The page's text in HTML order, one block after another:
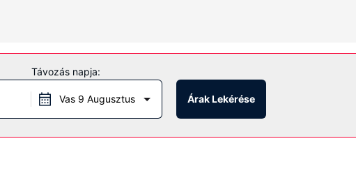
szabadidős szolgáltatásokat és létesítményeket, mint például a(z) 24
tartozik ingyenes wifihozzáférés és közös használatú nappali.
a kávézó snackjeit. Svédasztalos kínálat reggeli felár ellenében
Távozás napja:
Vas 9 Augusztus Árak Lekérése